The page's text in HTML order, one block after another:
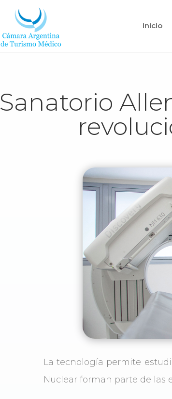
Inicio
Sanatorio
La tecnología permite
Nuclear forman parte de las